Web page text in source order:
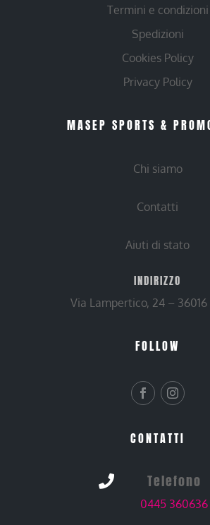
Termini e condizioni
Spedizioni
Cookies Policy
Privacy Policy
MASEP SPORTS &
Chi siamo
Contatti
Aiuti di stato
INDIRIZZO
Via Lampertico, 24 – 36016
FOLLOW
CONTATTI
 Telefono
0445 360636